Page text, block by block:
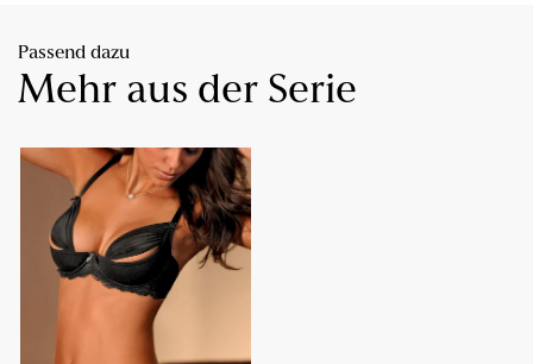
Passend dazu
Mehr aus der Serie